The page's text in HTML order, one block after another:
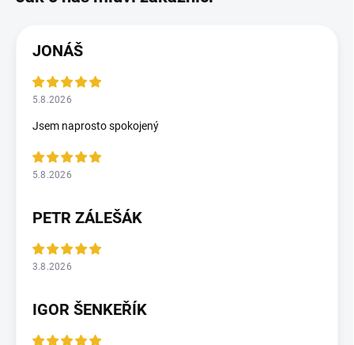
JONÁŠ
5.8.2026
Jsem naprosto spokojený
5.8.2026
PETR ZÁLEŠÁK
3.8.2026
IGOR ŠENKEŘÍK